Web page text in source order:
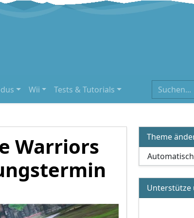
Wii Tests & Tutorials Suchen
Warriors
Theme
Unterstütze